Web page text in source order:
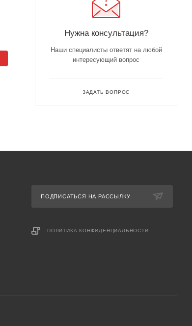
Нужна консультация?
Наши специалисты ответят на любой
интересующий вопрос
ЗАДАТЬ ВОПРОС
ПОДПИСАТЬСЯ НА РАССЫЛКУ
ПОЛИТИКА КОНФИДЕНЦИАЛЬНОСТИ